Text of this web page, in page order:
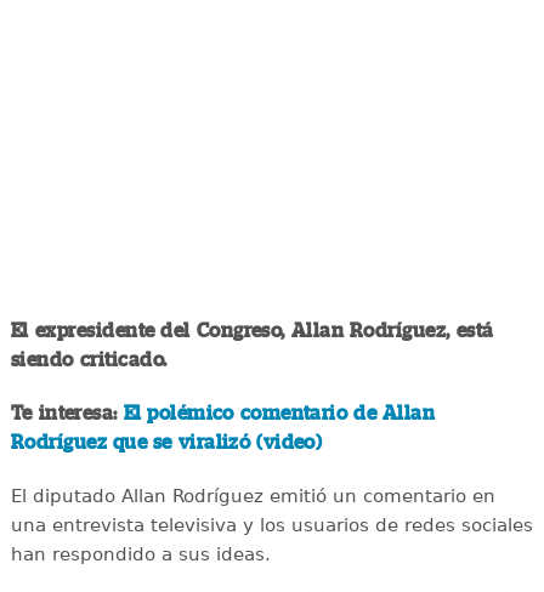
El expresidente del Congreso, Allan Rodríguez, está
siendo criticado.
Te interesa: El polémico comentario de Allan
Rodríguez que se viralizó (video)
El diputado Allan Rodríguez emitió un comentario en
una entrevista televisiva y los usuarios de redes sociales
han respondido a sus ideas.